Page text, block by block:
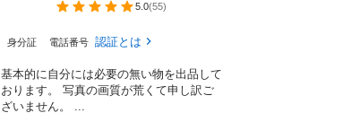
5.0(55)
身分証 電話番号 認証とは
基本的に自分には必要の無い物を出品して
おります。 写真の画質が荒くて申し訳ご
ざいません。 ...